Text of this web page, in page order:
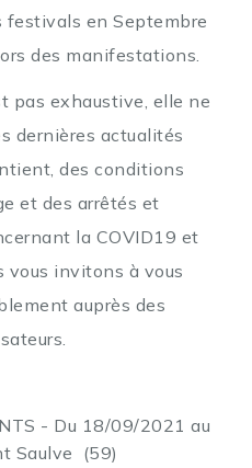
festivals en Septembre
des manifestations.
pas exhaustive, elle ne
dernières actualités
des conditions
et des arrêtés et
la COVID19 et
vous invitons à vous
auprès des
- Du 18/09/2021 au
Saulve (59)